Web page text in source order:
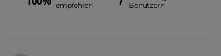
empfehlen
Benutzern